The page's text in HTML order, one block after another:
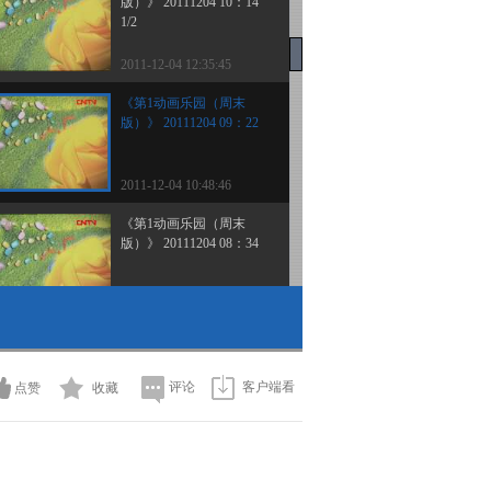
1/2
2011-12-04 12:35:45
《第1动画乐园（周末
版）》 20111204 09：22
2011-12-04 10:48:46
《第1动画乐园（周末
版）》 20111204 08：34
2011-12-03 18:18:12
点赞 收藏 评论 客户端看